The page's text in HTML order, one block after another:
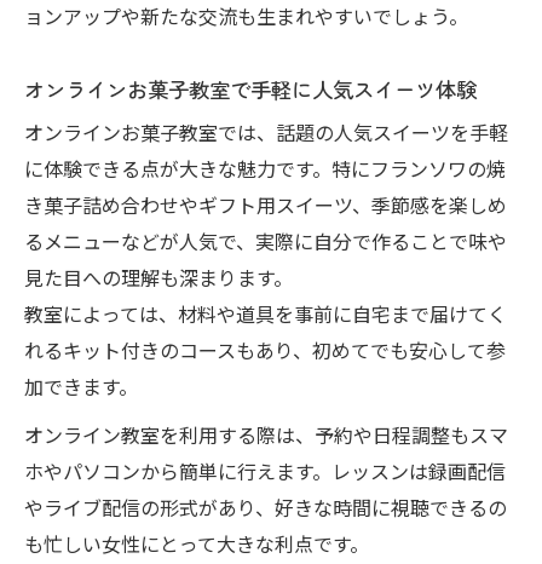
ョンアップや新たな交流も生まれやすいでしょう。
オンラインお菓子教室で手軽に人気スイーツ体験
オンラインお菓子教室では、話題の人気スイーツを手軽
に体験できる点が大きな魅力です。特にフランソワの焼
き菓子詰め合わせやギフト用スイーツ、季節感を楽しめ
るメニューなどが人気で、実際に自分で作ることで味や
見た目への理解も深まります。
教室によっては、材料や道具を事前に自宅まで届けてく
れるキット付きのコースもあり、初めてでも安心して参
加できます。
オンライン教室を利用する際は、予約や日程調整もスマ
ホやパソコンから簡単に行えます。レッスンは録画配信
やライブ配信の形式があり、好きな時間に視聴できるの
も忙しい女性にとって大きな利点です。